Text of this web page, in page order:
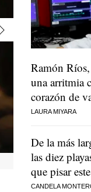
Ramón
una arritmia
corazón de
LAURA MIYARA
De la más
las diez
que pisar
CANDELA